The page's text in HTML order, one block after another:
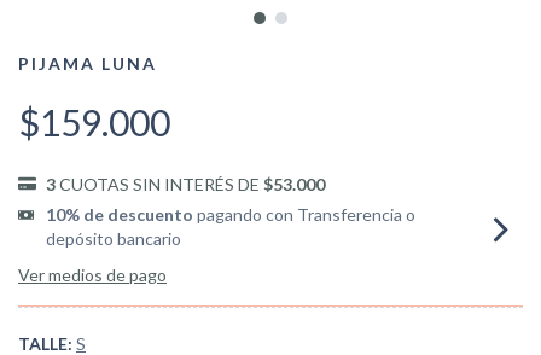
PIJAMA LUNA
$159.000
3CUOTAS SIN INTERÉS DE $53.000
10% de descuento pagando con Transferencia o
depósito bancario
Ver medios de pago
TALLE: S